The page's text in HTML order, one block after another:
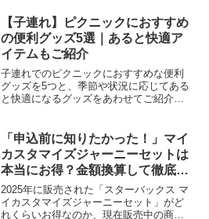
【子連れ】ピクニックにおすすめ
の便利グッズ5選｜あると快適ア
イテムもご紹介
子連れでのピクニックにおすすめな便利
グッズを5つと、季節や状況に応じてある
と快適になるグッズをあわせてご紹介し
「申込前に知りたかった！」マイ
カスタマイズジャーニーセットは
本当にお得？金額換算して徹底検
証！【スタバ2025最新】
2025年に販売された「スターバックス マ
イカスタマイズジャーニーセット」がど
れくらいお得なのか、現在販売中の商品